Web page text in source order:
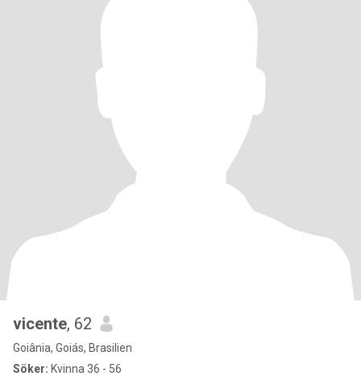
vicente, 62
Goiânia, Goiás, Brasilien
Söker: Kvinna 36 - 56